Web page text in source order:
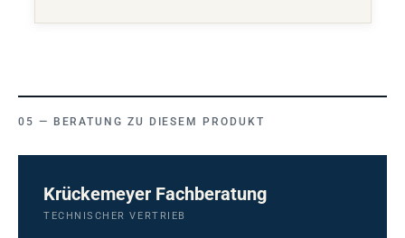
BERATUNG ZU DIESEM PRODUKT
Krückemeyer Fachberatung
TECHNISCHER VERTRIEB